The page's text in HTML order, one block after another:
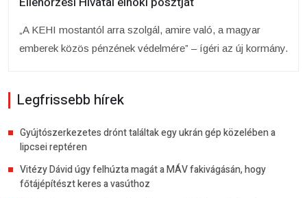
„A KEHI mostantól arra szolgál, amire való, a magyar
emberek közös pénzének védelmére” – ígéri az új kormány.
Legfrissebb hírek
Gyújtószerkezetes drónt találtak egy ukrán gép közelében a
lipcsei reptéren
Vitézy Dávid úgy felhúzta magát a MÁV fakivágásán, hogy
főtájépítészt keres a vasúthoz